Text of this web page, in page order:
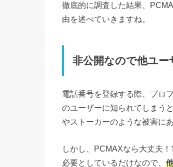
徹底的に調査した結果、
由を述べていきますね。
非公開なので他ユー
電話番号を登録する際、プロ
のユーザーに知られてしまう
やストーカーのような被害に
しかし、PCMAXなら大丈夫
必要としているだけなので、